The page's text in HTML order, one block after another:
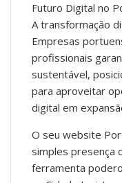
Futuro Digital no
A transformação
Empresas
profissionais
sustentável,
para aproveitar
digital em
O seu website
simples presença
ferramenta